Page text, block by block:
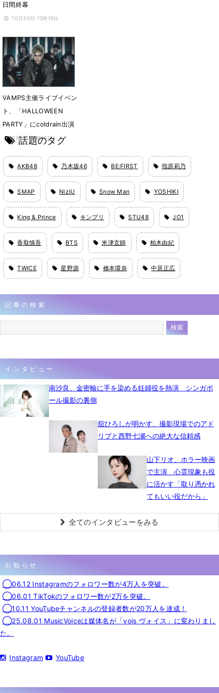
日間終幕
10月30日 12時16分
VAMPS主催ライブイベン
ト、「HALLOWEEN
PARTY」にcoldrain出演
9月14日 18時01分
話題のタグ
AKB48 乃木坂46 BE:FIRST 指原莉乃
SMAP NiziU Snow Man YOSHIKI
King & Prince キンプリ STU48 JO1
香取慎吾 BTS 米津玄師 柏木由紀
TWICE 星野源 橋本環奈 中居正広
記事の検索
インタビュー
南沙良、金密輸に手を染める妊婦役を熱演 シンガポ
ール撮影の裏側
舘ひろしが明かす、撮影現場でのアド
リブと西野七瀬への絶大な信頼感
山下リオ、ホラー映画
で主演 心霊現象も役
に活かす「取り憑かれ
てもいい役だから」
全てのインタビューをみる
お知らせ
◯06.12 Instagramのフォロワー数が4万人を突破。
◯06.01 TikTokのフォロワー数が2万を突破。
◯10.11 YouTubeチャンネルの登録者数が20万人を達成！
◯25.08.01 MusicVoiceは媒体名が「vois ヴォイス」に変わりまし
た。
Instagram YouTube